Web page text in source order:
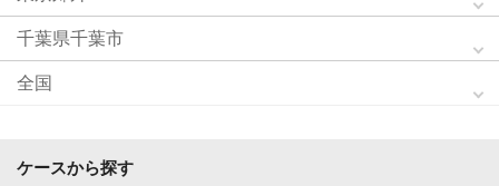
千葉県千葉市
全国
ケースから探す